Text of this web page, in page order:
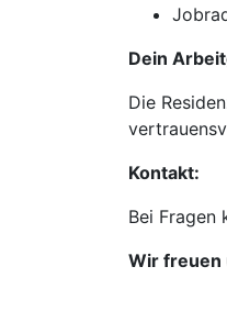
Dein
Die
Kontakt:
Bei Fragen
Wir freuen